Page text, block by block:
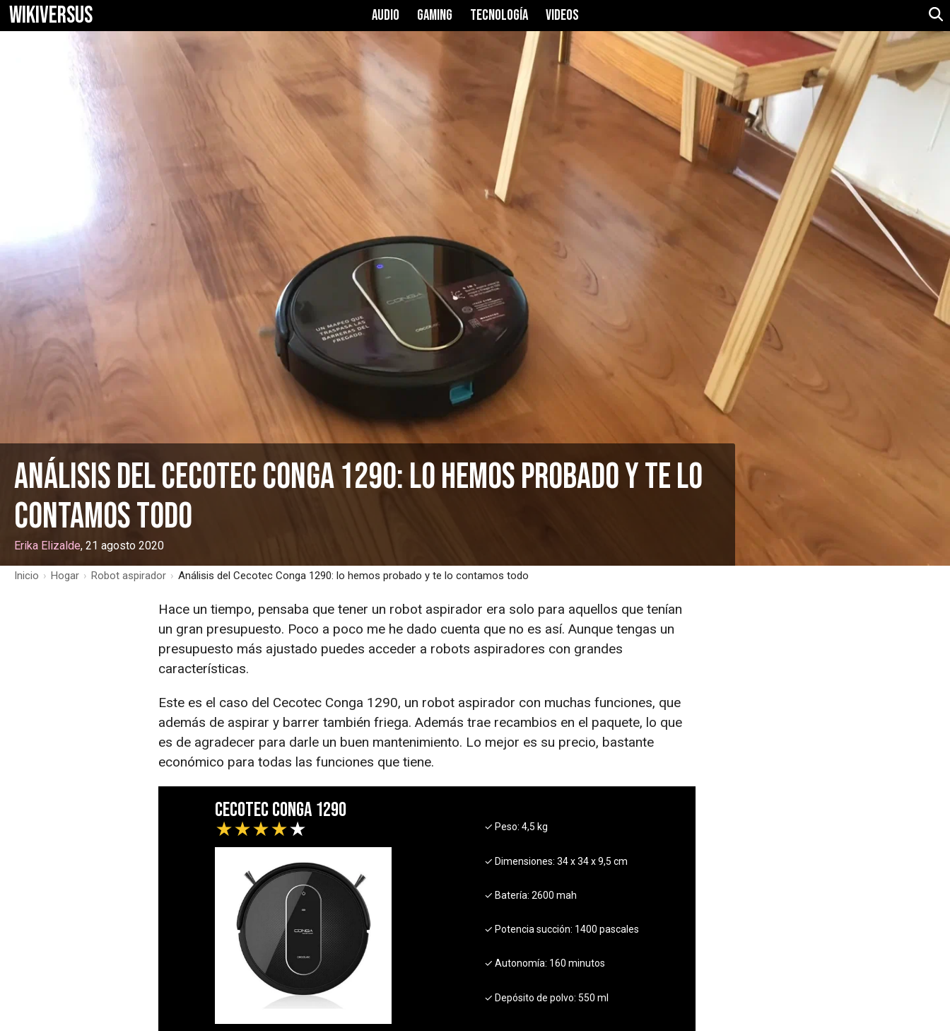
WIKIVERSUS AUDIO GAMING TECNOLOGÍA VIDEOS
Análisis del Cecotec Conga 1290: lo hemos probado y te lo
contamos todo
Erika Elizalde, 21 agosto 2020
Inicio › Hogar › Robot aspirador › Análisis del Cecotec Conga 1290: lo hemos probado y te lo contamos todo
Hace un tiempo, pensaba que tener un robot aspirador era solo para aquellos que tenían
un gran presupuesto. Poco a poco me he dado cuenta que no es así. Aunque tengas un
presupuesto más ajustado puedes acceder a robots aspiradores con grandes
características.
Este es el caso del Cecotec Conga 1290, un robot aspirador con muchas funciones, que
además de aspirar y barrer también friega. Además trae recambios en el paquete, lo que
es de agradecer para darle un buen mantenimiento. Lo mejor es su precio, bastante
económico para todas las funciones que tiene.
Cecotec Conga 1290
★★★★★ ✓ Peso: 4,5 kg
✓ Dimensiones: 34 x 34 x 9,5 cm
✓ Batería: 2600 mah
✓ Potencia succión: 1400 pascales
✓ Autonomía: 160 minutos
✓ Depósito de polvo: 550 ml